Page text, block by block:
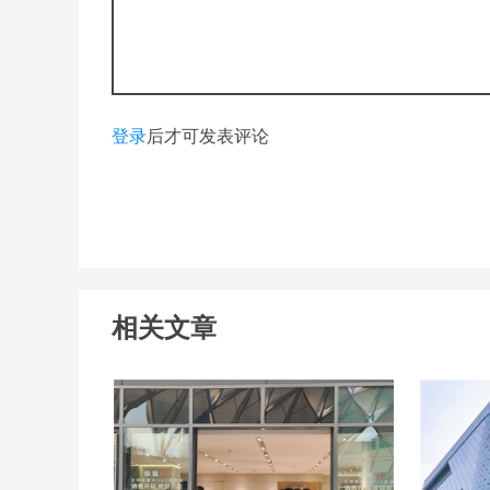
登录后才可发表评论
相关文章